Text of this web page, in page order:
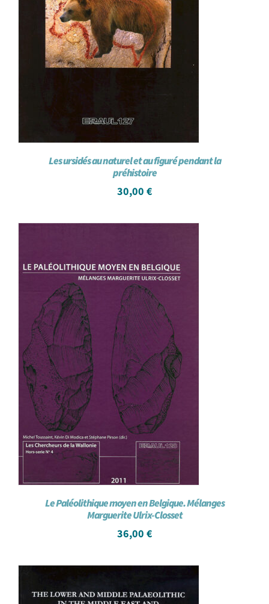
Les ursidés au naturel et au figuré pendant la
préhistoire
30,00 €
Le Paléolithique moyen en Belgique. Mélanges
Marguerite Ulrix-Closset
36,00 €